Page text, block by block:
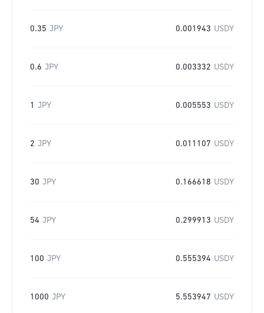
0.35 JPY 0.001943 USDY
0.6 JPY 0.003332 USDY
1 JPY 0.005553 USDY
2 JPY 0.011107 USDY
30 JPY 0.166618 USDY
54 JPY 0.299913 USDY
100 JPY 0.555394 USDY
1000 JPY 5.553947 USDY